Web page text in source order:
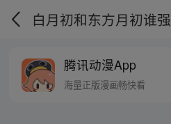
白月初和东方月初谁强
腾讯动漫App
海量正版漫画畅快看